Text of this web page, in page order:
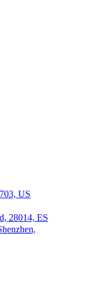
US
28014, ES